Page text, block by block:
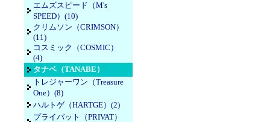
エムズスピード（M's
SPEED）(10)
クリムソン（CRIMSON）
(11)
コスミック（COSMIC）
(4)
タナベ（TANABE）
トレジャーワン（Treasure
One）(8)
ハルトゲ（HARTGE）(2)
プライバット（PRIVAT）